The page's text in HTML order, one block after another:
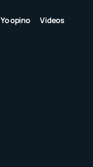
Yo opino Videos